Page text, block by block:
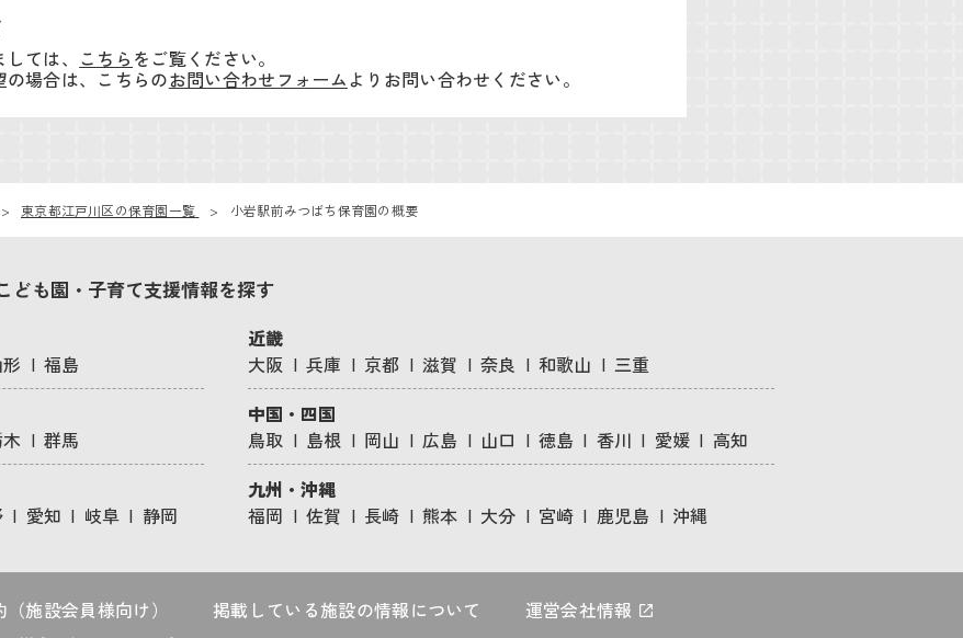
ては、 こちら をご覧ください。
場合は、こちらのお問い合わせフォームよりお問い合わせください。
東京都江戸川区の保育園一覧 小岩駅前みつばち保育園の概要
ども園・子育て支援情報を探す
福島
群馬
愛知 岐阜 静岡
近畿
大阪
兵庫 京都 滋賀 奈良 和歌山
三重
中国・四国
鳥取
島根 岡山 広島 山口 徳島 香川 愛媛
高知
九州・沖縄
福岡
佐賀 長崎 熊本 大分 宮崎 鹿児島 沖縄
施設会員様向け） 掲載している施設の情報について
運営会社情報